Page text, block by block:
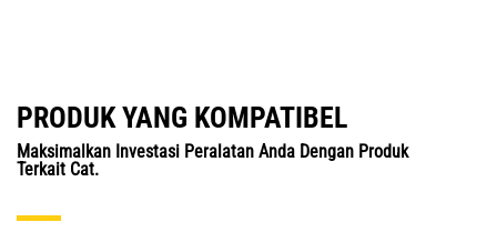
PRODUK YANG KOMPATIBEL
Maksimalkan Investasi Peralatan Anda Dengan Produk
Terkait Cat.